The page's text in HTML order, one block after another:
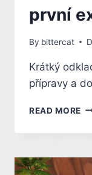
první
By bittercat
Krátký
přípravy a
READ MORE